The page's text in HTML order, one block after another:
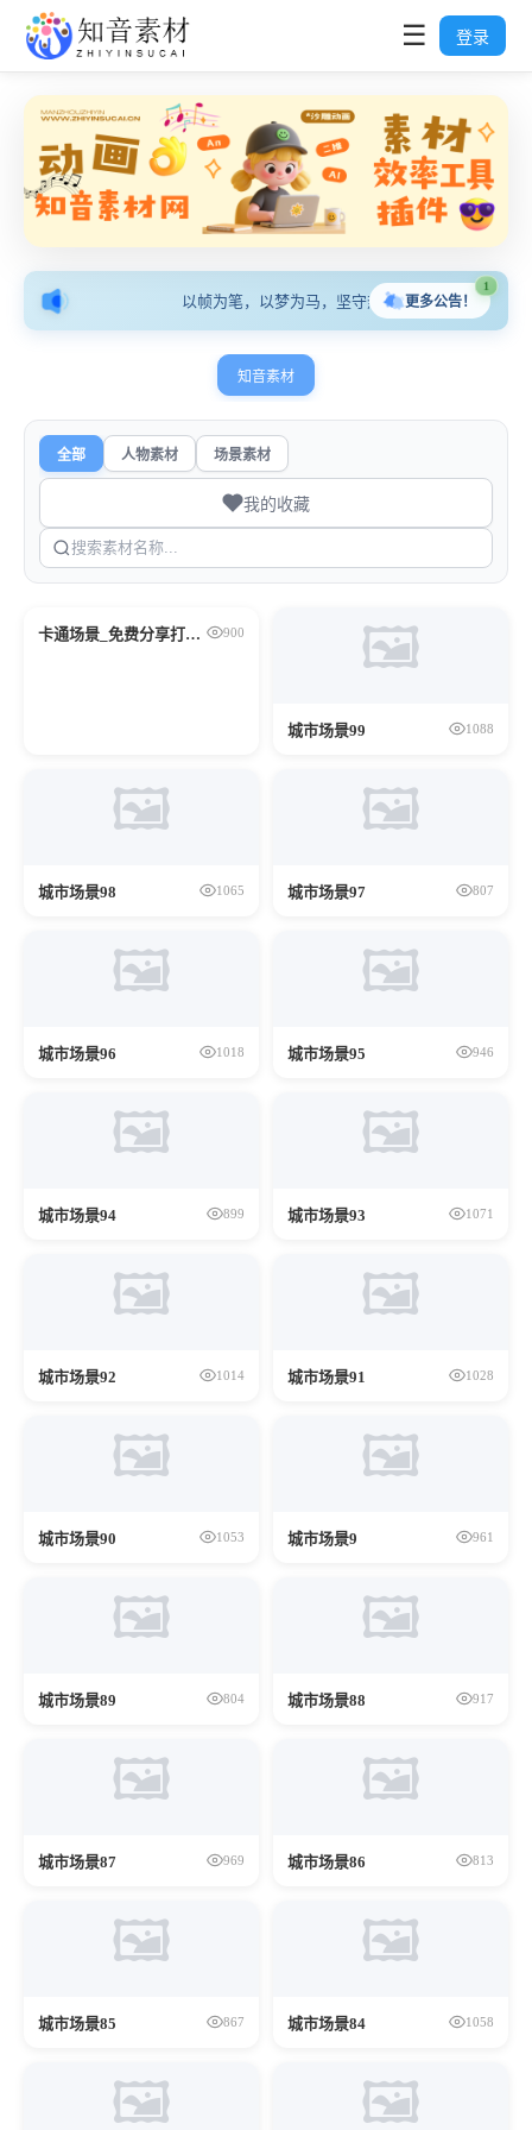
☰ 登录
以帧为笔，以梦为马，坚守热爱，让动画讲述心中
更多公告！
1
知音素材
全部 人物素材 场景素材
我的收藏
卡通场景_免费分享打包下载（网盘）_仅供学习 900 🖼️
城市场景99 1088
🖼️
城市场景98 1065
🖼️
城市场景97 807
🖼️
城市场景96 1018
🖼️
城市场景95 946
🖼️
城市场景94 899
🖼️
城市场景93 1071
🖼️
城市场景92 1014
🖼️
城市场景91 1028
🖼️
城市场景90 1053
🖼️
城市场景9 961
🖼️
城市场景89 804
🖼️
城市场景88 917
🖼️
城市场景87 969
🖼️
城市场景86 813
🖼️
城市场景85 867
🖼️
城市场景84 1058
🖼️ 🖼️